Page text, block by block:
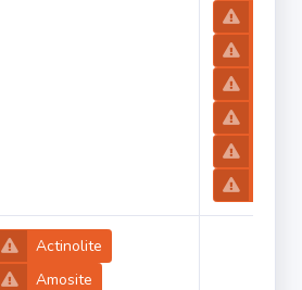
Actinolite
Amosite